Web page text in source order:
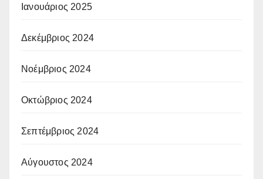
Ιανουάριος 2025
Δεκέμβριος 2024
Νοέμβριος 2024
Οκτώβριος 2024
Σεπτέμβριος 2024
Αύγουστος 2024